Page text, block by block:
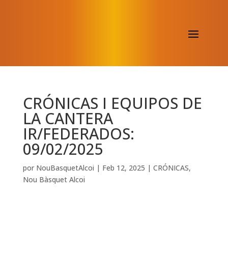
CRÓNICAS I EQUIPOS DE
LA CANTERA
IR/FEDERADOS:
09/02/2025
por NouBasquetAlcoi | Feb 12, 2025 | CRÓNICAS,
Nou Bàsquet Alcoi